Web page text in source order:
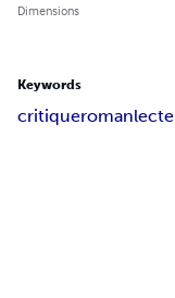
Dimensions
Keywords
critiqueroman